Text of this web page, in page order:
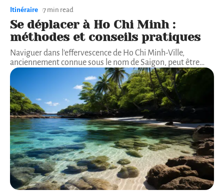
Itinéraire 7 min read
Se déplacer à Ho Chi Minh :
méthodes et conseils pratiques
Naviguer dans l'effervescence de Ho Chi Minh-Ville,
anciennement connue sous le nom de Saigon, peut être…